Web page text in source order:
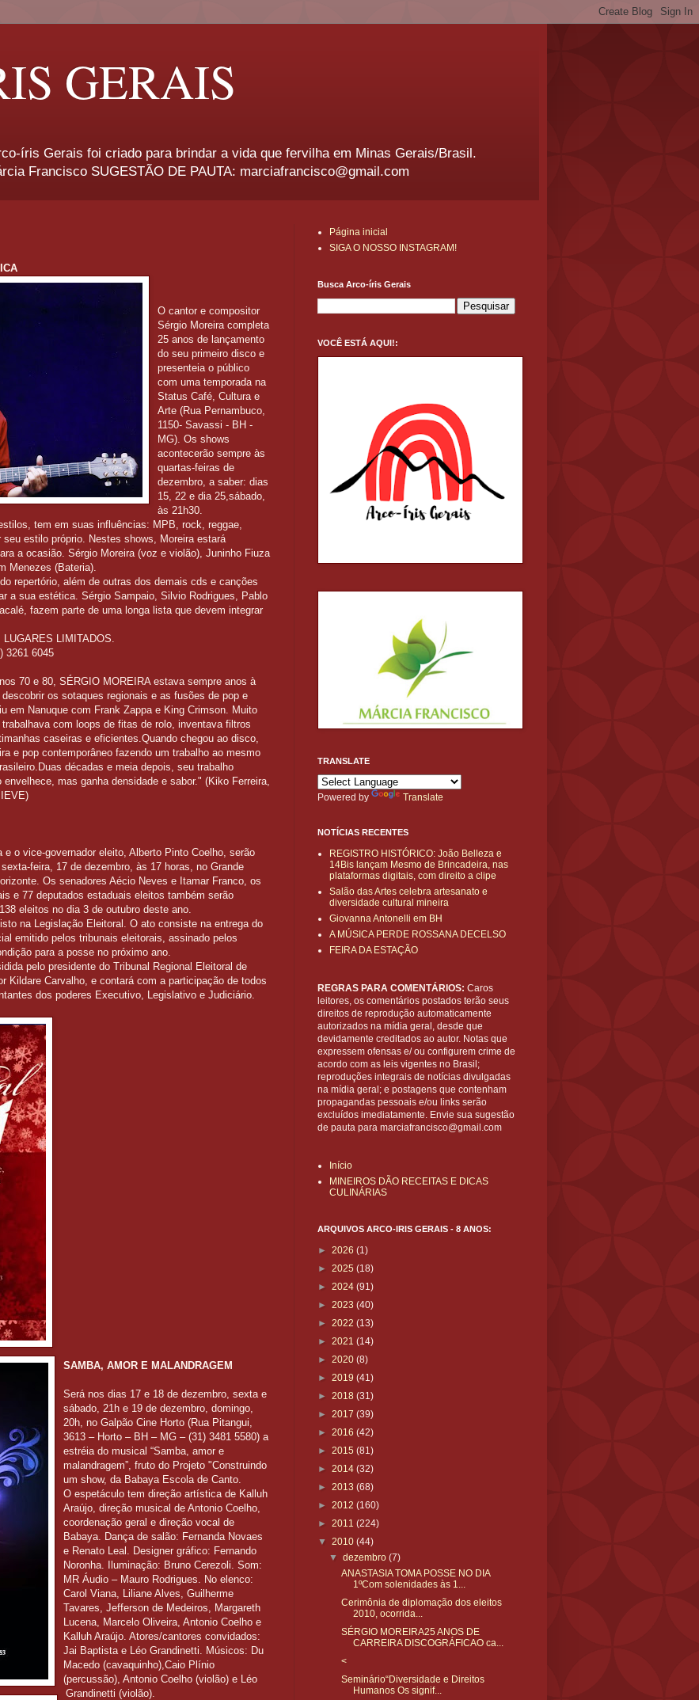
GERAIS
íris Gerais foi criado para brindar a vida que fervilha em Minas Gerais/Brasil.
Francisco SUGESTÃO DE PAUTA: marciafrancisco@gmail.com
O cantor e compositor
Sérgio Moreira completa
25 anos de lançamento
do seu primeiro disco e
presenteia o público
com uma temporada na
Status Café, Cultura e
Arte (Rua Pernambuco,
1150- Savassi - BH -
MG). Os shows
acontecerão sempre às
quartas-feiras de
dezembro, a saber: dias
15, 22 e dia 25,sábado,
às 21h30.
tem em suas influências: MPB, rock, reggae,
estilo próprio. Nestes shows, Moreira estará
a ocasião. Sérgio Moreira (voz e violão), Juninho Fiuza
Menezes (Bateria).
repertório, além de outras dos demais cds e canções
a sua estética. Sérgio Sampaio, Silvio Rodrigues, Pablo
fazem parte de uma longa lista que devem integrar
LIMITADOS.
3261 6045
70 e 80, SÉRGIO MOREIRA estava sempre anos à
os sotaques regionais e as fusões de pop e
em Nanuque com Frank Zappa e King Crimson. Muito
com loops de fitas de rolo, inventava filtros
caseiras e eficientes.Quando chegou ao disco,
e pop contemporâneo fazendo um trabalho ao mesmo
décadas e meia depois, seu trabalho
mas ganha densidade e sabor." (Kiko Ferreira,
o vice-governador eleito, Alberto Pinto Coelho, serão
feira, 17 de dezembro, às 17 horas, no Grande
Os senadores Aécio Neves e Itamar Franco, os
e 77 deputados estaduais eleitos também serão
eleitos no dia 3 de outubro deste ano.
na Legislação Eleitoral. O ato consiste na entrega do
emitido pelos tribunais eleitorais, assinado pelos
para a posse no próximo ano.
pelo presidente do Tribunal Regional Eleitoral de
Kildare Carvalho, e contará com a participação de todos
dos poderes Executivo, Legislativo e Judiciário.
SAMBA, AMOR E MALANDRAGEM
Será nos dias 17 e 18 de dezembro, sexta e
sábado, 21h e 19 de dezembro, domingo,
20h, no Galpão Cine Horto (Rua Pitangui,
3613 – Horto – BH – MG – (31) 3481 5580) a
estréia do musical “Samba, amor e
malandragem”, fruto do Projeto "Construindo
um show, da Babaya Escola de Canto.
O espetáculo tem direção artística de Kalluh
Araújo, direção musical de Antonio Coelho,
coordenação geral e direção vocal de
Babaya. Dança de salão: Fernanda Novaes
e Renato Leal. Designer gráfico: Fernando
Noronha. Iluminação: Bruno Cerezoli. Som:
MR Áudio – Mauro Rodrigues. No elenco:
Carol Viana, Liliane Alves, Guilherme
Tavares, Jefferson de Medeiros, Margareth
Lucena, Marcelo Oliveira, Antonio Coelho e
Kalluh Araújo. Atores/cantores convidados:
Jai Baptista e Léo Grandinetti. Músicos: Du
Macedo (cavaquinho),Caio Plínio
(percussão), Antonio Coelho (violão) e Léo
Grandinetti (violão).
Página inicial
SIGA O NOSSO INSTAGRAM!
Busca Arco-íris Gerais
VOCÊ ESTÁ AQUI!:
TRANSLATE
Powered by Translate
NOTÍCIAS RECENTES
REGISTRO HISTÓRICO: João Belleza e
14Bis lançam Mesmo de Brincadeira, nas
plataformas digitais, com direito a clipe
Salão das Artes celebra artesanato e
diversidade cultural mineira
Giovanna Antonelli em BH
A MÚSICA PERDE ROSSANA DECELSO
FEIRA DA ESTAÇÃO
REGRAS PARA COMENTÁRIOS: Caros
leitores, os comentários postados terão seus
direitos de reprodução automaticamente
autorizados na mídia geral, desde que
devidamente creditados ao autor. Notas que
expressem ofensas e/ ou configurem crime de
acordo com as leis vigentes no Brasil;
reproduções integrais de notícias divulgadas
na mídia geral; e postagens que contenham
propagandas pessoais e/ou links serão
excluídos imediatamente. Envie sua sugestão
de pauta para marciafrancisco@gmail.com
Início
MINEIROS DÃO RECEITAS E DICAS
CULINÁRIAS
ARQUIVOS ARCO-IRIS GERAIS - 8 ANOS:
► 2026 (1)
► 2025 (18)
► 2024 (91)
► 2023 (40)
► 2022 (13)
► 2021 (14)
► 2020 (8)
► 2019 (41)
► 2018 (31)
► 2017 (39)
► 2016 (42)
► 2015 (81)
► 2014 (32)
► 2013 (68)
► 2012 (160)
► 2011 (224)
▼ 2010 (44)
▼dezembro(7)
ANASTASIA TOMA POSSE NO DIA
1ºCom solenidades às 1...
Cerimônia de diplomação dos eleitos
2010, ocorrida...
SÉRGIO MOREIRA25 ANOS DE
CARREIRA DISCOGRÁFICAO ca...
<
Seminário“Diversidade e Direitos
Humanos Os signif...